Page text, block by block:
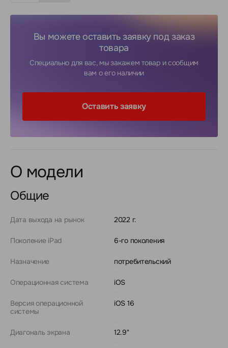
Вы можете оставить заявку под заказ
товара
Специально для вас, мы закажем товар и сообщим
вам о его наличии
Оставить заявку
О модели
Общие
Дата выхода на рынок 2022 г.
Поколение iPad 6-го поколения
Назначение потребительский
Операционная система iOS
Версия операционной
системы
iOS 16
Диагональ экрана 12.9"